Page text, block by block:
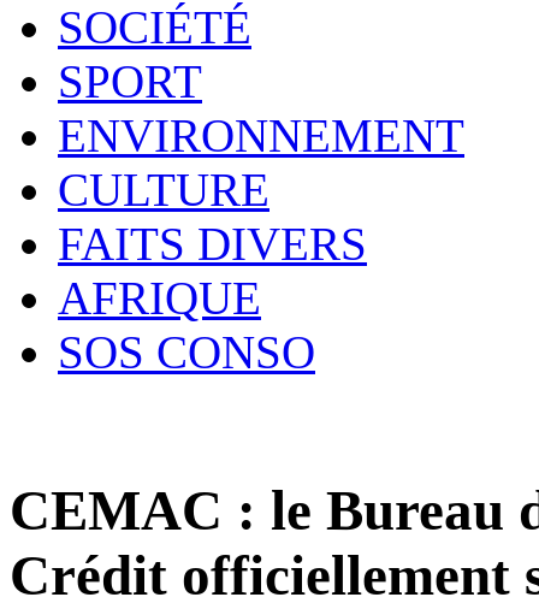
SOCIÉTÉ
SPORT
ENVIRONNEMENT
CULTURE
FAITS DIVERS
AFRIQUE
SOS CONSO
CEMAC : le Bureau
Crédit officiellement